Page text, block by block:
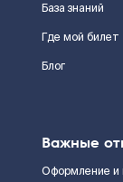
База знаний
Где мой билет
Блог
Важные
Оформление и